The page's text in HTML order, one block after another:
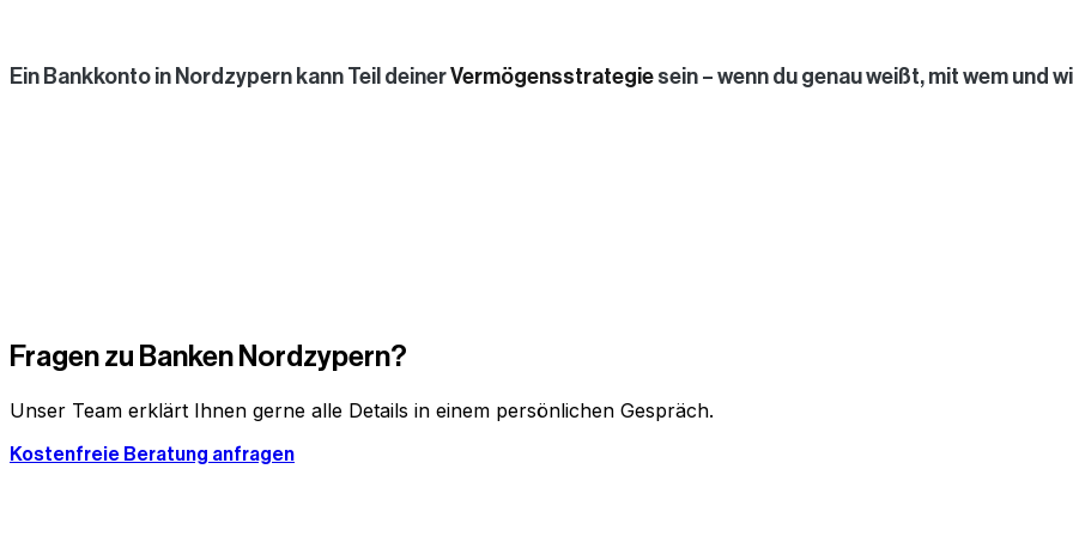
Ein Bankkonto in Nordzypern kann Teil deinerVermögensstrategie sein – wenn du genau weißt, mit wem und
Fragen zu Banken Nordzypern?
Unser Team erklärt Ihnen gerne alle Details in einem persönlichen Gespräch.
Kostenfreie Beratung anfragen